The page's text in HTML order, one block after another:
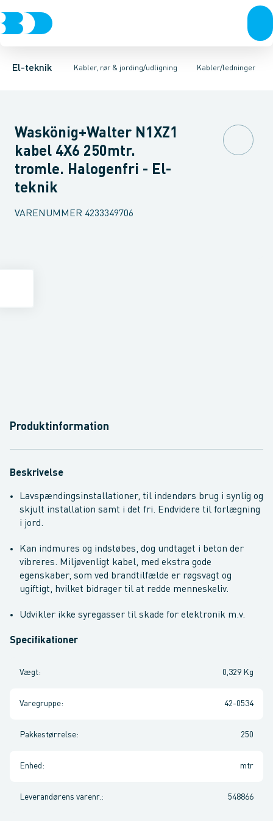
El-teknik Kabler, rør & jording/udligning
Afbrydere, stikkontakter & lampeudtag Forgreningsmateriel
Kabler/ledninger
Kabler/ledningerInstallationsrør/kabelbeskyttelsesrør
Kobber kabler Aluminiums kablerKabel til fast installation
Waskönig+Walter N1XZ1
kabel 4X6 250mtr.
tromle. Halogenfri - El-
teknik
VARENUMMER 4233349706
Produktinformation
Beskrivelse
Lavspændingsinstallationer, til indendørs brug i synlig og
skjult installation samt i det fri. Endvidere til forlægning
i jord.
Kan indmures og indstøbes, dog undtaget i beton der
vibreres. Miljøvenligt kabel, med ekstra gode
egenskaber, som ved brandtilfælde er røgsvagt og
ugiftigt, hvilket bidrager til at redde menneskeliv.
Udvikler ikke syregasser til skade for elektronik m.v.
Specifikationer
Vægt: 0,329 Kg
Varegruppe: 42-0534
Pakkestørrelse: 250
Enhed : mtr
Leverandørens varenr. : 548866